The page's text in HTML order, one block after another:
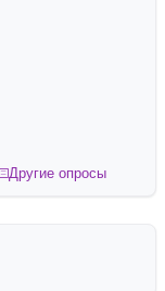
Другие опросы